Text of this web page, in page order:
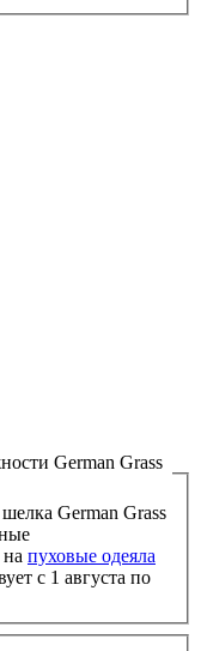
German Grass
пуховые одеяла
с 1 августа по